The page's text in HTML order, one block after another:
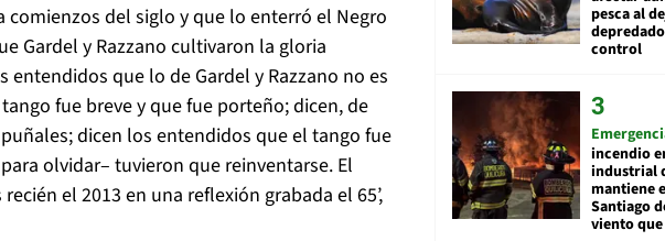
del siglo y que lo enterró el Negro
Gardel y Razzano cultivaron la gloria
entendidos que lo de Gardel y Razzano no es
fue breve y que fue porteño; dicen, de
dicen los entendidos que el tango fue
olvidar– tuvieron que reinventarse. El
el 2013 en una reflexión grabada el 65’,
pesca al
control
incendio
industrial
mantiene
Santiago
viento que